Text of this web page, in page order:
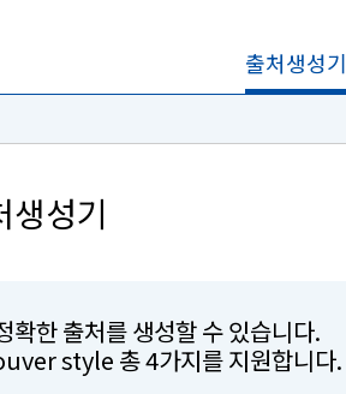
출처생성기
생성기
확한 출처를 생성할 수 있습니다.
style 총 4가지를 지원합니다.